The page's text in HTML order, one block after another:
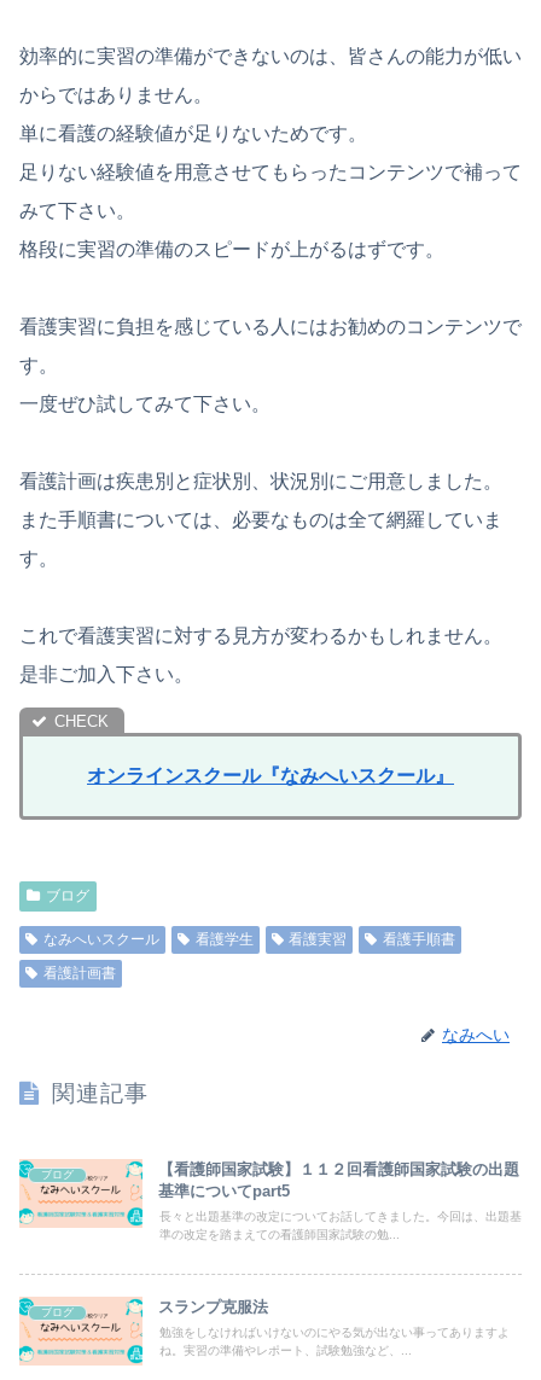
効率的に実習の準備ができないのは、皆さんの能力が低い
からではありません。
単に看護の経験値が足りないためです。
足りない経験値を用意させてもらったコンテンツで補って
みて下さい。
格段に実習の準備のスピードが上がるはずです。
看護実習に負担を感じている人にはお勧めのコンテンツで
す。
一度ぜひ試してみて下さい。
看護計画は疾患別と症状別、状況別にご用意しました。
また手順書については、必要なものは全て網羅していま
す。
これで看護実習に対する見方が変わるかもしれません。
是非ご加入下さい。
オンラインスクール『なみへいスクール』
ブログ
なみへいスクール 看護学生 看護実習
看護手順書
看護計画書
なみへい
関連記事
ブログ
【看護師国家試験】１１２回看護師国家試験の出題
基準についてpart5
長々と出題基準の改定についてお話してきました。今回は、出題基
準の改定を踏まえての看護師国家試験の勉...
ブログ スランプ克服法
勉強をしなければいけないのにやる気が出ない事ってありますよ
ね。実習の準備やレポート、試験勉強など、...